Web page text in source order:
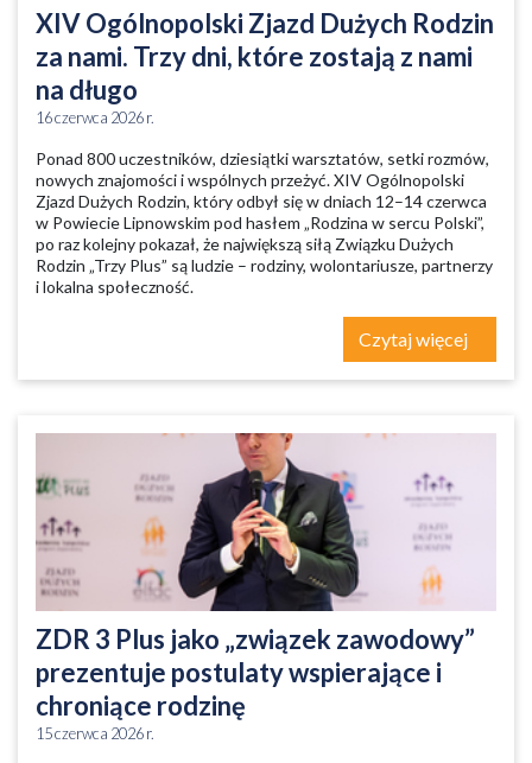
XIV Ogólnopolski Zjazd Dużych Rodzin
za nami. Trzy dni, które zostają z nami
na długo
16 czerwca 2026 r.
Ponad 800 uczestników, dziesiątki warsztatów, setki rozmów,
nowych znajomości i wspólnych przeżyć. XIV Ogólnopolski
Zjazd Dużych Rodzin, który odbył się w dniach 12–14 czerwca
w Powiecie Lipnowskim pod hasłem „Rodzina w sercu Polski”,
po raz kolejny pokazał, że największą siłą Związku Dużych
Rodzin „Trzy Plus” są ludzie – rodziny, wolontariusze, partnerzy
i lokalna społeczność.
Czytaj więcej
ZDR 3 Plus jako „związek zawodowy”
prezentuje postulaty wspierające i
chroniące rodzinę
15 czerwca 2026 r.